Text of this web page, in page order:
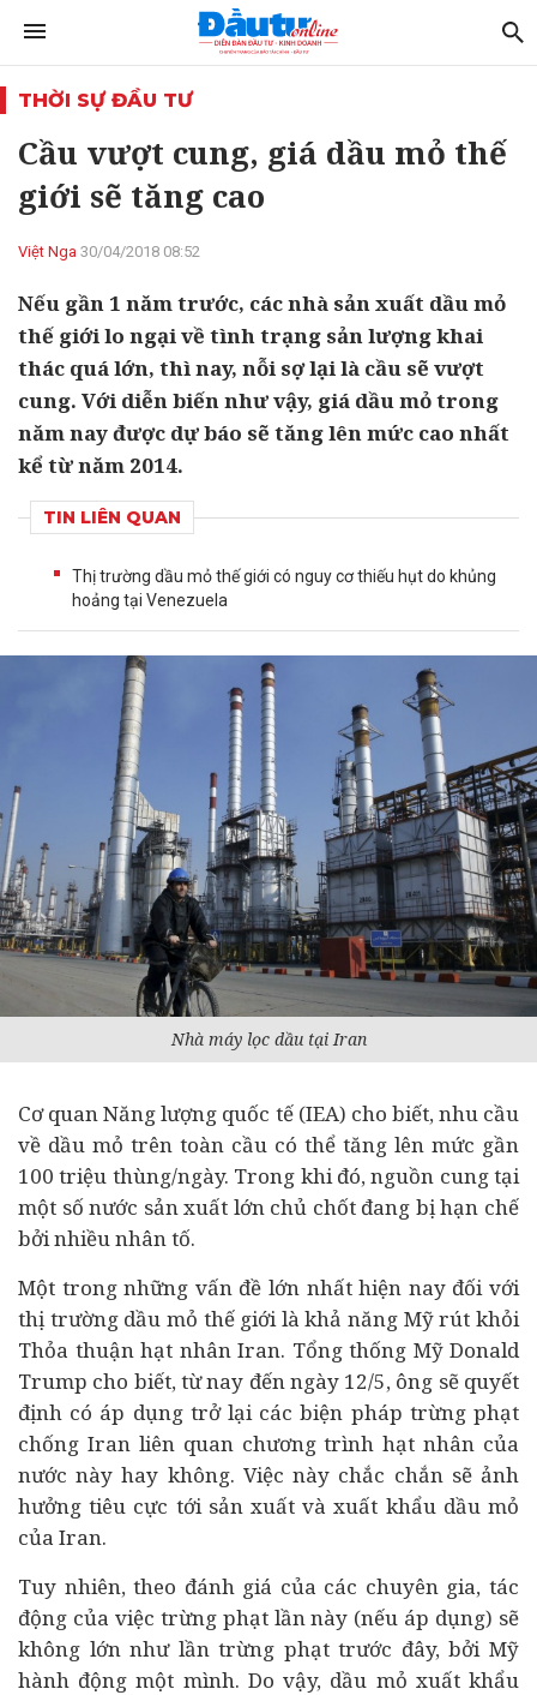
THỜI SỰ ĐẦU TƯ
Cầu vượt cung, giá dầu mỏ thế
giới sẽ tăng cao
Việt Nga 30/04/2018 08:52
Nếu gần 1 năm trước, các nhà sản xuất dầu mỏ
thế giới lo ngại về tình trạng sản lượng khai
thác quá lớn, thì nay, nỗi sợ lại là cầu sẽ vượt
cung. Với diễn biến như vậy, giá dầu mỏ trong
năm nay được dự báo sẽ tăng lên mức cao nhất
kể từ năm 2014.
TIN LIÊN QUAN
Thị trường dầu mỏ thế giới có nguy cơ thiếu hụt do khủng
hoảng tại Venezuela
Nhà máy lọc dầu tại Iran
Cơ quan Năng lượng quốc tế (IEA) cho biết, nhu cầu
về dầu mỏ trên toàn cầu có thể tăng lên mức gần
100 triệu thùng/ngày. Trong khi đó, nguồn cung tại
một số nước sản xuất lớn chủ chốt đang bị hạn chế
bởi nhiều nhân tố.
Một trong những vấn đề lớn nhất hiện nay đối với
thị trường dầu mỏ thế giới là khả năng Mỹ rút khỏi
Thỏa thuận hạt nhân Iran. Tổng thống Mỹ Donald
Trump cho biết, từ nay đến ngày 12/5, ông sẽ quyết
định có áp dụng trở lại các biện pháp trừng phạt
chống Iran liên quan chương trình hạt nhân của
nước này hay không. Việc này chắc chắn sẽ ảnh
hưởng tiêu cực tới sản xuất và xuất khẩu dầu mỏ
của Iran.
Tuy nhiên, theo đánh giá của các chuyên gia, tác
động của việc trừng phạt lần này (nếu áp dụng) sẽ
không lớn như lần trừng phạt trước đây, bởi Mỹ
hành động một mình. Do vậy, dầu mỏ xuất khẩu